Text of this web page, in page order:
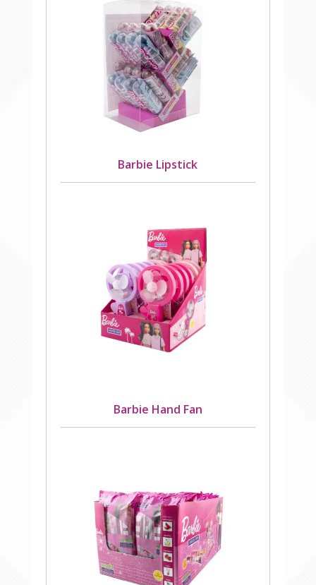
Barbie Lipstick
Barbie Hand Fan